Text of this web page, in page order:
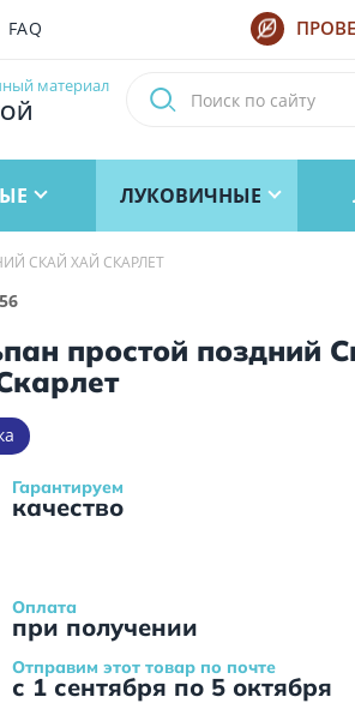
FAQ
материал
ЛУКОВИЧНЫЕ
СКАЙ ХАЙ СКАРЛЕТ
простой поздний
Оплата
при получении
Гарантируем
качество
Отправим этот товар по почте
с 1 сентября по 5 октября